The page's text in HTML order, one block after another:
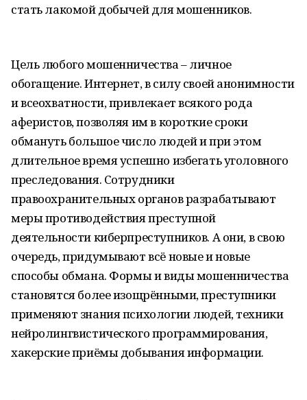
стать лакомой добычей для мошенников.
Цель любого мошенничества – личное
обогащение. Интернет, в силу своей анонимности
и всеохватности, привлекает всякого рода
аферистов, позволяя им в короткие сроки
обмануть большое число людей и при этом
длительное время успешно избегать уголовного
преследования. Сотрудники
правоохранительных органов разрабатывают
меры противодействия преступной
деятельности киберпреступников. А они, в свою
очередь, придумывают всё новые и новые
способы обмана. Формы и виды мошенничества
становятся более изощрёнными, преступники
применяют знания психологии людей, техники
нейролингвистического программирования,
хакерские приёмы добывания информации.